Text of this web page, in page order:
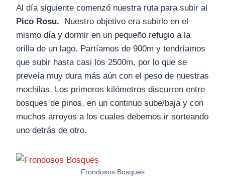
Al día siguiente comenzó nuestra ruta para subir al
Pico Rosu. Nuestro objetivo era subirlo en el
mismo día y dormir en un pequeño refugio a la
orilla de un lago. Partíamos de 900m y tendríamos
que subir hasta casi los 2500m, por lo que se
preveía muy dura más aún con el peso de nuestras
mochilas. Los primeros kilómetros discurren entre
bosques de pinos, en un continuo sube/baja y con
muchos arroyos a los cuales debemos ir sorteando
uno detrás de otro.
Frondosos Bosques